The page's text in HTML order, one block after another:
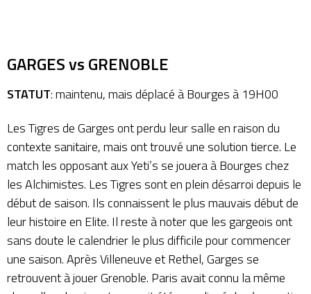
GARGES vs GRENOBLE
STATUT: maintenu, mais déplacé à Bourges à 19H00
Les Tigres de Garges ont perdu leur salle en raison du
contexte sanitaire, mais ont trouvé une solution tierce. Le
match les opposant aux Yeti’s se jouera à Bourges chez
les Alchimistes. Les Tigres sont en plein désarroi depuis le
début de saison. Ils connaissent le plus mauvais début de
leur histoire en Elite. Il reste à noter que les gargeois ont
sans doute le calendrier le plus difficile pour commencer
une saison. Après Villeneuve et Rethel, Garges se
retrouvent à jouer Grenoble. Paris avait connu la même